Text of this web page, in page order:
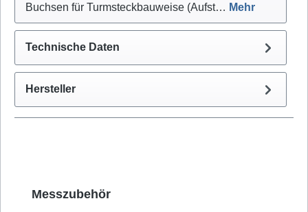
Buchsen für Turmsteckbauweise (Aufst… Mehr
Technische Daten
Hersteller
Produktgalerie überspringen
Messzubehör